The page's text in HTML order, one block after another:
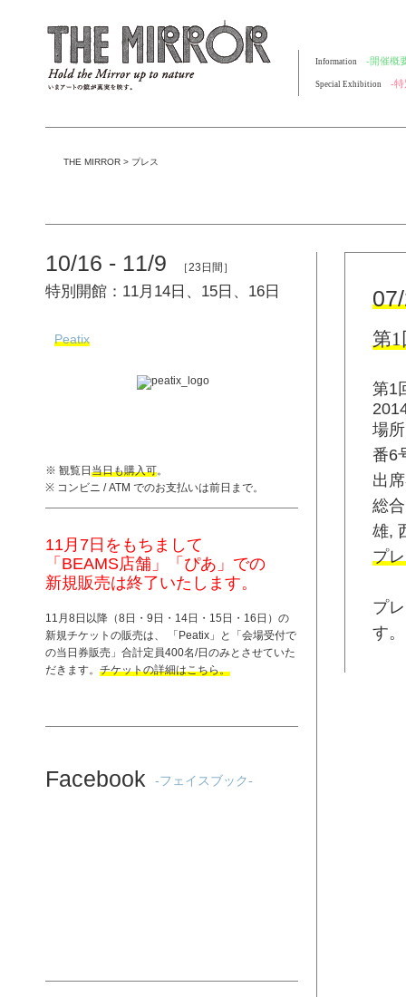
Information -開催概
Special Exhibition -特
THE MIRROR > プレス
10/16 - 11/9 ［23日間］
特別開館：11月14日、15日、16日
Peatix
※ 観覧日 当日も購入可。
※ コンビニ / ATM でのお支払いは前日まで。
11月7日をもちまして
「BEAMS店舗」「ぴあ」での
新規販売は終了いたします。
11月8日以降（8日・9日・14日・15日・16日）の
新規チケットの販売は、 「 Peatix 」と「 会場受付で
の当日券販売 」合計定員400名/日のみとさせていた
だきます。 チケットの詳細はこちら。
Facebook -フェイスブック-
第
第1
場
番6
出
総
雄,
プ
プ
す。